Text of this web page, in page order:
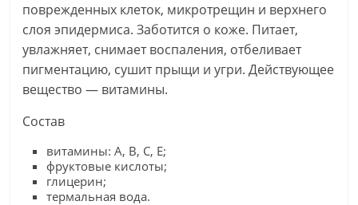
поврежденных клеток, микротрещин и верхнего
слоя эпидермиса. Заботится о коже. Питает,
увлажняет, снимает воспаления, отбеливает
пигментацию, сушит прыщи и угри. Действующее
вещество — витамины.
Состав
витамины: A, B, C, E;
фруктовые кислоты;
глицерин;
термальная вода.